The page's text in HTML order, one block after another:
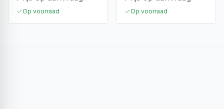
Op voorraad Op voorraad